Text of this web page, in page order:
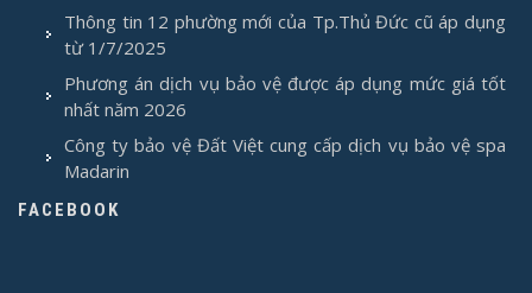
Thông tin 12 phường mới của Tp.Thủ Đức cũ áp dụng
từ 1/7/2025
Phương án dịch vụ bảo vệ được áp dụng mức giá tốt
nhất năm 2026
Công ty bảo vệ Đất Việt cung cấp dịch vụ bảo vệ spa
Madarin
FACEBOOK